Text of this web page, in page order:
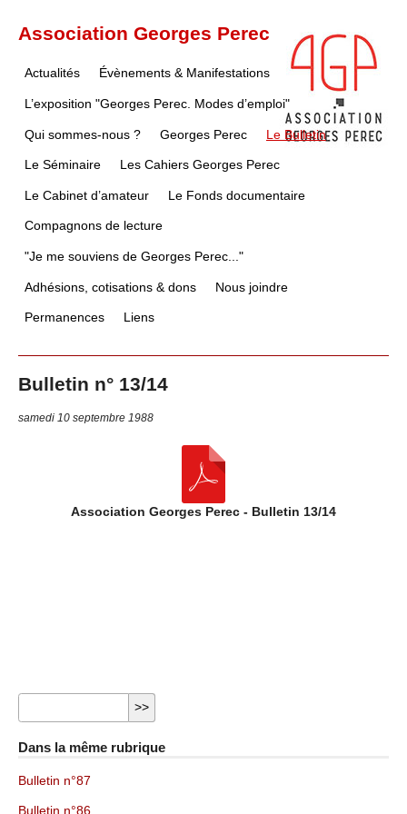
Association Georges Perec
Actualités Évènements & Manifestations
L’exposition "Georges Perec. Modes d’emploi"
Qui sommes-nous ? Georges Perec Le Bulletin
Le Séminaire Les Cahiers Georges Perec
Le Cabinet d’amateur Le Fonds documentaire
Compagnons de lecture
"Je me souviens de Georges Perec..."
Adhésions, cotisations & dons Nous joindre
Permanences Liens
Bulletin n° 13/14
samedi 10 septembre 1988
Association Georges Perec - Bulletin 13/14
Dans la même rubrique
Bulletin n°87
Bulletin n°86